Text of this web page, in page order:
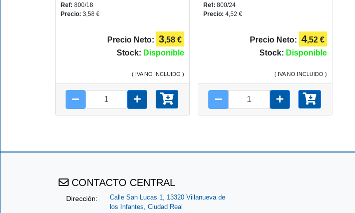
Ref: 800/18
Precio: 3,58 €
Precio Neto: 3,58 €
Stock: Disponible
( IVA NO INCLUIDO )
Ref: 800/24
Precio: 4,52 €
Precio Neto: 4,52 €
Stock: Disponible
( IVA NO INCLUIDO )
CONTACTO CENTRAL
Dirección:
Calle San Lucas 1, 13320 Villanueva de
los Infantes, Ciudad Real